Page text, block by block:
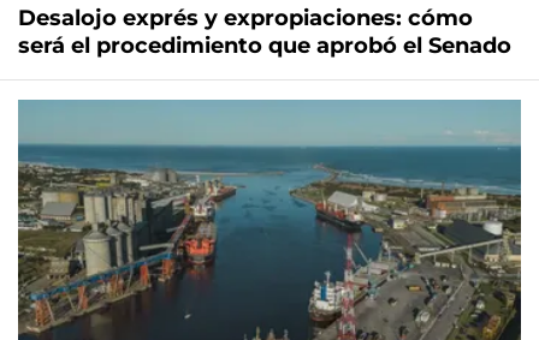
Desalojo exprés y expropiaciones: cómo
será el procedimiento que aprobó el Senado